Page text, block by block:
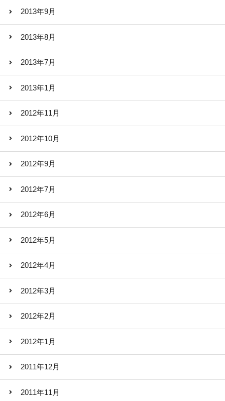
2013年9月
2013年8月
2013年7月
2013年1月
2012年11月
2012年10月
2012年9月
2012年7月
2012年6月
2012年5月
2012年4月
2012年3月
2012年2月
2012年1月
2011年12月
2011年11月